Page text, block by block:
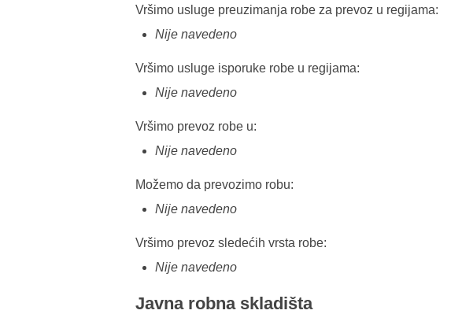
Vršimo usluge preuzimanja robe za prevoz u regijama:
Nije navedeno
Vršimo usluge isporuke robe u regijama:
Nije navedeno
Vršimo prevoz robe u:
Nije navedeno
Možemo da prevozimo robu:
Nije navedeno
Vršimo prevoz sledećih vrsta robe:
Nije navedeno
Javna robna skladišta